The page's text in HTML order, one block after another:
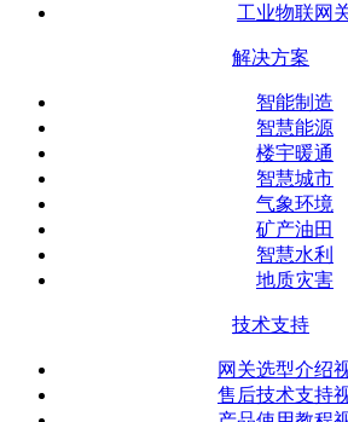
工业物联网
解决方案
智能制造
智慧能源
楼宇暖通
智慧城市
气象环境
矿产油田
智慧水利
地质灾害
技术支持
网关选型介绍
售后技术支持